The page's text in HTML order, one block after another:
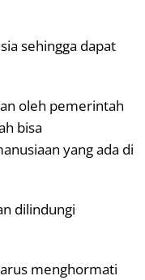
sehingga dapat
oleh pemerintah
bisa
yang ada di
dilindungi
menghormati